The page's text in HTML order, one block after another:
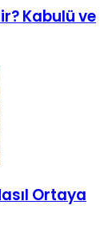
Kabulü ve
Ortaya